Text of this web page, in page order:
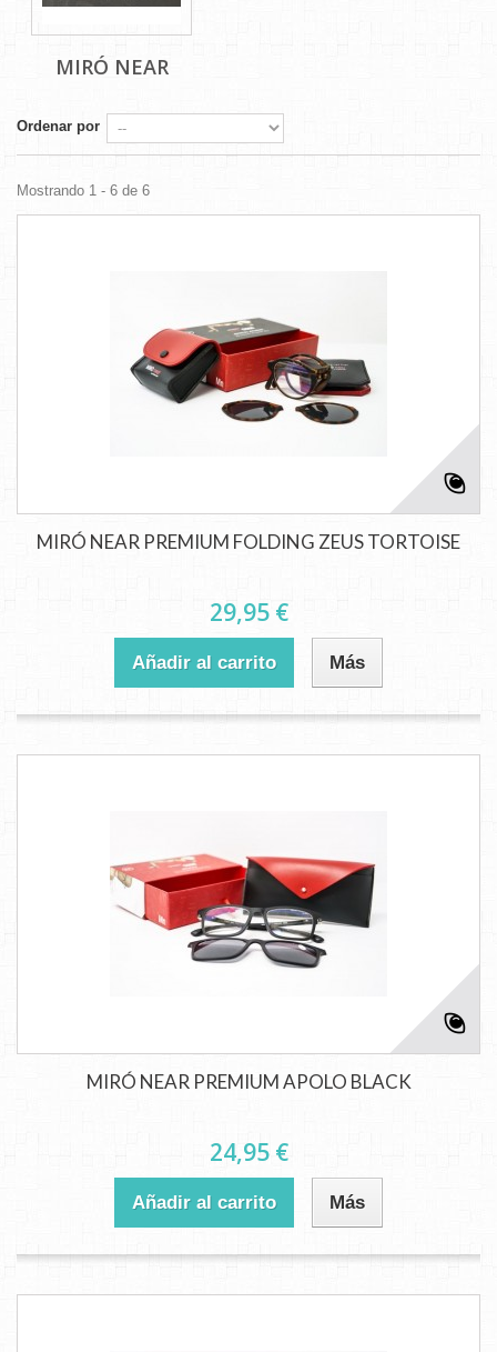
MIRÓ NEAR
Ordenar por
Mostrando 1 - 6 de 6
MIRÓ NEAR PREMIUM FOLDING ZEUS TORTOISE
29,95 €
Añadir al carrito Más
MIRÓ NEAR PREMIUM APOLO BLACK
24,95 €
Añadir al carrito Más